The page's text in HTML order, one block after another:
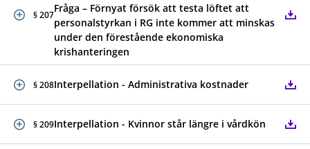
§ 207
Fråga – Förnyat försök att testa löftet att
personalstyrkan i RG inte kommer att minskas
under den förestående ekonomiska
krishanteringen
§ 208Interpellation - Administrativa kostnader
§ 209Interpellation - Kvinnor står längre i vårdkön